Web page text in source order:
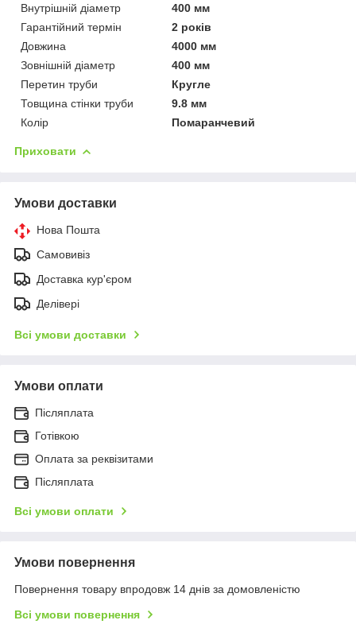
Внутрішній діаметр
400 мм
Гарантійний термін
2 років
Довжина
4000 мм
Зовнішній діаметр
400 мм
Перетин труби
Кругле
Товщина стінки труби
9.8 мм
Колір
Помаранчевий
Приховати
Умови доставки
Нова Пошта
Самовивіз
Доставка кур'єром
Делівері
Всі умови доставки
Умови оплати
Післяплата
Готівкою
Оплата за реквізитами
Післяплата
Всі умови оплати
Умови повернення
Повернення товару впродовж 14 днів за домовленістю
Всі умови повернення